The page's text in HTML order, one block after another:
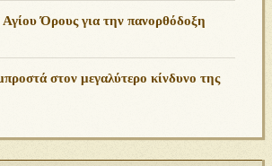
Όρους για την πανορθόδοξη
στον μεγαλύτερο κίνδυνο της